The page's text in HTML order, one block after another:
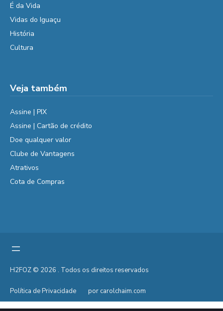
É da Vida
Vidas do Iguaçu
História
Cultura
Veja também
Assine | PIX
Assine | Cartão de crédito
Doe qualquer valor
Clube de Vantagens
Atrativos
Cota de Compras
H2FOZ © 2026 . Todos os direitos reservados
Política de Privacidade por carolchaim.com